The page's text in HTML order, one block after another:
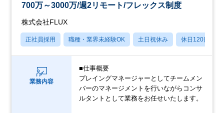
700万～3000万/週2リモート/フレックス制度
株式会社FLUX
正社員採用 職種・業界未経験OK 土日祝休み 休日120日以上
業務内容
■仕事概要
プレイングマネージャーとしてチームメン
バーのマネージメントを行いながらコンサ
ルタントとして業務をお任せいたします。